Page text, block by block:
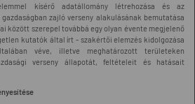
kísérő adatállomány létrehozása és az
zajló verseny alakulásának bemutatása
között szerepel továbbá egy olyan évente megjelenő
kutatók által írt - szakértői elemzés kidolgozása
véve, illetve meghatározott területeken
verseny állapotát, feltételeit és hatásait